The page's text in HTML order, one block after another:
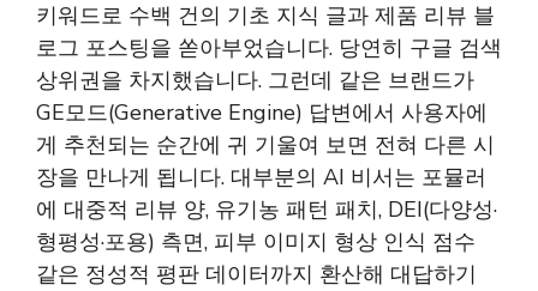
키워드로 수백 건의 기초 지식 글과 제품 리뷰 블
로그 포스팅을 쏟아부었습니다. 당연히 구글 검색
상위권을 차지했습니다. 그런데 같은 브랜드가
GE모드(Generative Engine) 답변에서 사용자에
게 추천되는 순간에 귀 기울여 보면 전혀 다른 시
장을 만나게 됩니다. 대부분의 AI 비서는 포뮬러
에 대중적 리뷰 양, 유기농 패턴 패치, DEI(다양성·
형평성·포용) 측면, 피부 이미지 형상 인식 점수
같은 정성적 평판 데이터까지 환산해 대답하기